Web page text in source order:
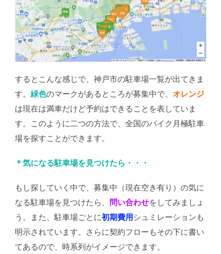
するとこんな感じで、神戸市の駐車場一覧が出てきま
す。 緑色のマークがあるところが募集中で、 オレンジ
は現在は満車だけど予約はできることを表していま
す。このように二つの方法で、全国のバイク月極駐車
場を探すことができます。
＊気になる駐車場を見つけたら・・・
もし探していく中で、募集中（現在空き有り）の気に
なる駐車場を見つけたら、
問い合わせをしてみましょ
う。また、駐車場ごとに初期費用 シュミレーションも
明示されています。さらに契約フローもその下に書い
てあるので、時系列がイメージできます。